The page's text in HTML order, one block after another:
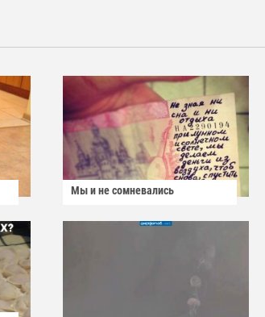
Мы и не сомневались